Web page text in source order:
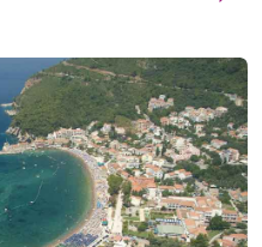
najbolji riblji restorani na